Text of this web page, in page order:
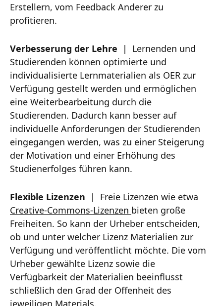
Erstellern, vom Feedback Anderer zu
profitieren.
Verbesserung der Lehre
| Lernenden und
Studierenden können optimierte und
individualisierte Lernmaterialien als OER zur
Verfügung gestellt werden und ermöglichen
eine Weiterbearbeitung durch die
Studierenden. Dadurch kann besser auf
individuelle Anforderungen der Studierenden
eingegangen werden, was zu einer Steigerung
der Motivation und einer Erhöhung des
Studienerfolges führen kann.
Flexible Lizenzen
| Freie Lizenzen wie etwa
Creative-Commons-Lizenzen bieten große
Freiheiten. So kann der Urheber entscheiden,
ob und unter welcher Lizenz Materialien zur
Verfügung und veröffentlicht möchte. Die vom
Urheber gewählte Lizenz sowie die
Verfügbarkeit der Materialien beeinflusst
schließlich den Grad der Offenheit des
jeweiligen Materials.